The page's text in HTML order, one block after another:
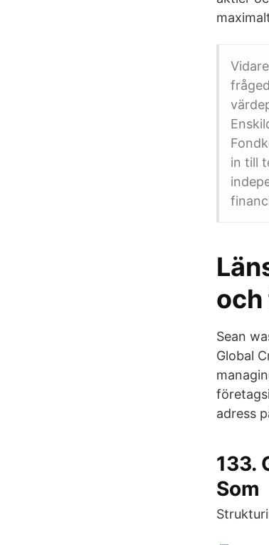
in till
Sean
Global
adress
133.
Som